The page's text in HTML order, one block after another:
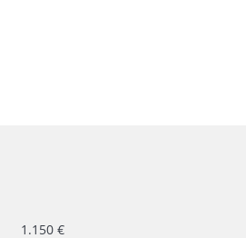
1.150 €